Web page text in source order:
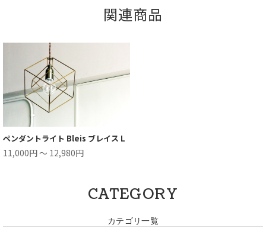
関連商品
ペンダントライト Bleis ブレイス L
11,000円 ～ 12,980円
CATEGORY
カテゴリ一覧